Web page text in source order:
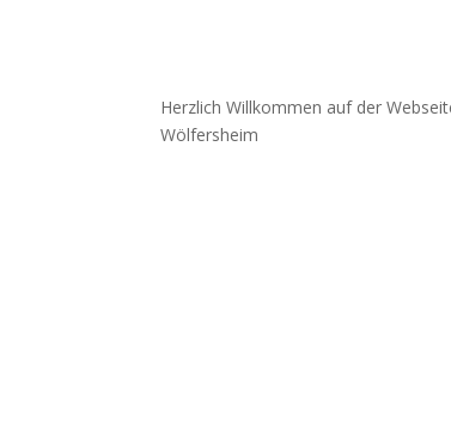
Herzlich Willkommen auf der
Wölfersheim